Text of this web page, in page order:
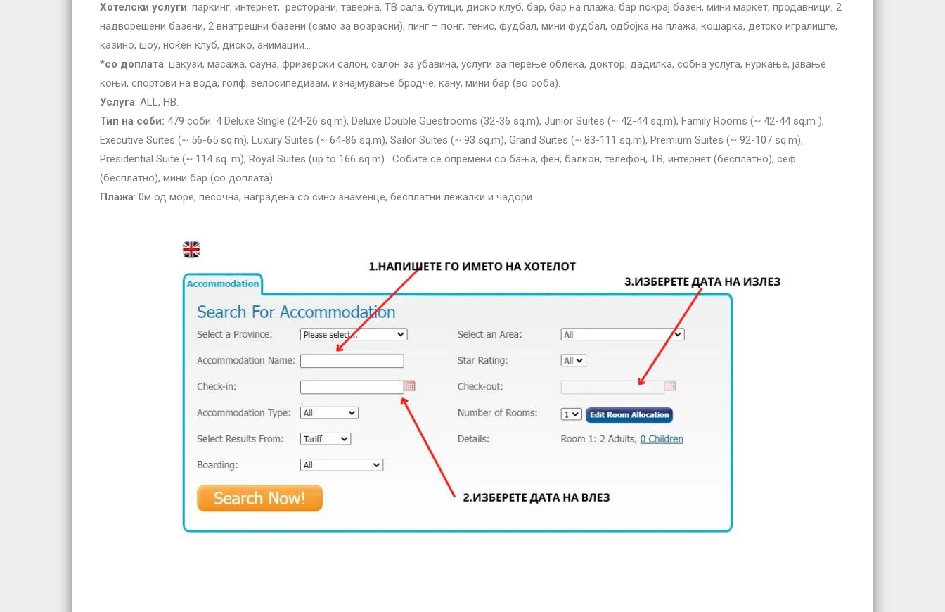
Хотелски услуги: паркинг, интернет, ресторани, таверна, ТВ сала, бутици, диско клуб, бар, бар на плажа, бар покрај базен, мини маркет, продавници, 2
надворешени базени, 2 внатрешни базени (само за возрасни), пинг – понг, тенис, фудбал, мини фудбал, одбојка на плажа, кошарка, детско игралиште,
казино, шоу, ноќен клуб, диско, анимации…
*со доплата: џакузи, масажа, сауна, фризерски салон, салон за убавина, услуги за перење облека, доктор, дадилка, собна услуга, нуркање, јавање
коњи, спортови на вода, голф, велосипедизам, изнајмување бродче, кану, мини бар (во соба).
Услуга: ALL, HB.
Тип на соби: 479 соби. 4 Deluxe Single (24-26 sq.m), Deluxe Double Guestrooms (32-36 sq.m), Junior Suites (~ 42-44 sq.m), Family Rooms (~ 42-44 sq.m ),
Executive Suites (~ 56-65 sq.m), Luxury Suites (~ 64-86 sq.m), Sailor Suites (~ 93 sq.m), Grand Suites (~ 83-111 sq.m), Premium Suites (~ 92-107 sq.m),
Presidential Suite (~ 114 sq. m), Royal Suites (up to 166 sq.m). Собите се опремени со бања, фен, балкон, телефон, ТВ, интернет (бесплатно), сеф
(бесплатно), мини бар (со доплата)..
Плажа: 0м од море, песочна, наградена со сино знаменце, бесплатни лежалки и чадори.